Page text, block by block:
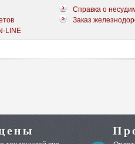
Справка о
Заказ
LINE